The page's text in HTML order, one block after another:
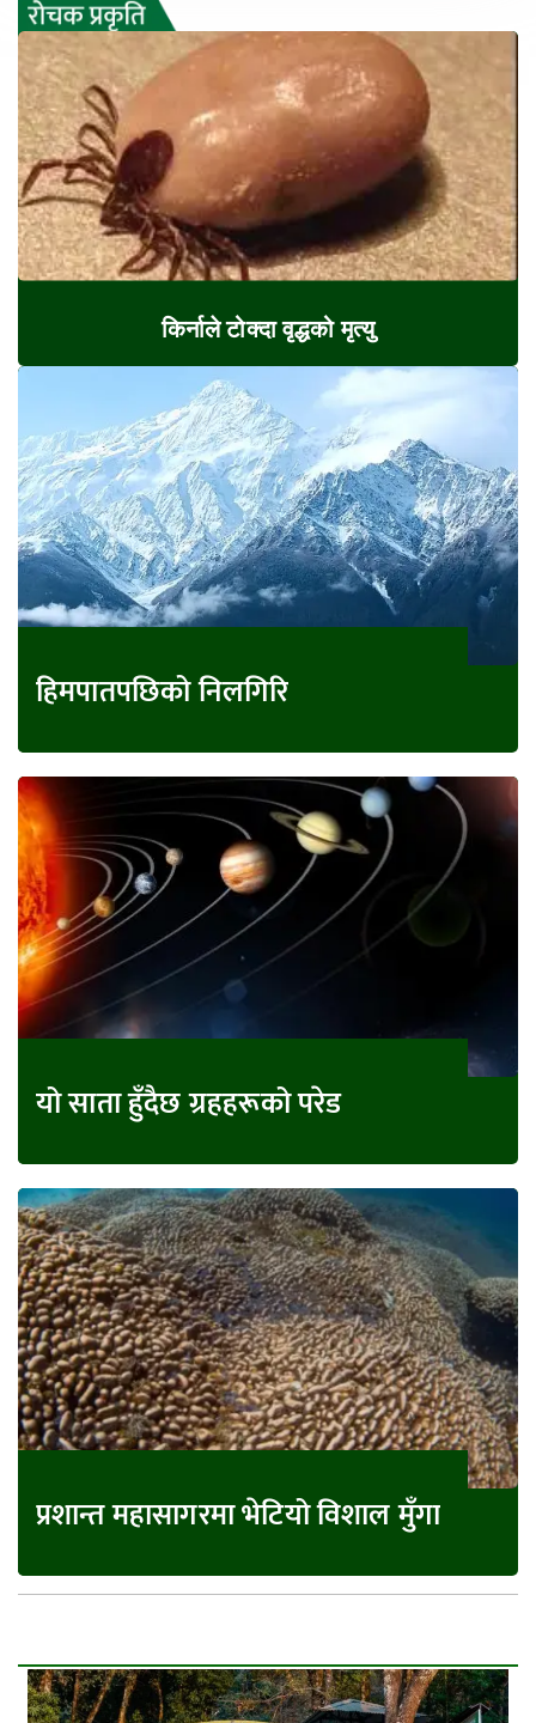
किर्नाले टोक्दा वृद्धको मृत्यु
हिमपातपछिको निलगिरि
यो साता हुँदैछ ग्रहहरूको परेड
प्रशान्त महासागरमा भेटियो विशाल मुँगा